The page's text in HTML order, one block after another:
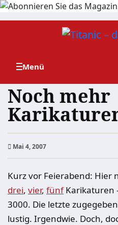
Zum
Noch mehr
Mai 4, 2007
Kurz vor Feierabend: Hier
drei, vier, fünfKarikaturen
3000. Die letzte
lustig. Irgendwie. Doch,